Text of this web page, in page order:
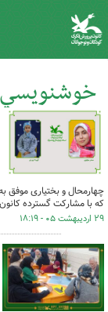
خوشنويسي
کل اخبار:25
چهارمحال و بختیاری
که با مشارکت گسترده
۲۹ اردیبهشت ۰۵ - ۱۸:۱۹